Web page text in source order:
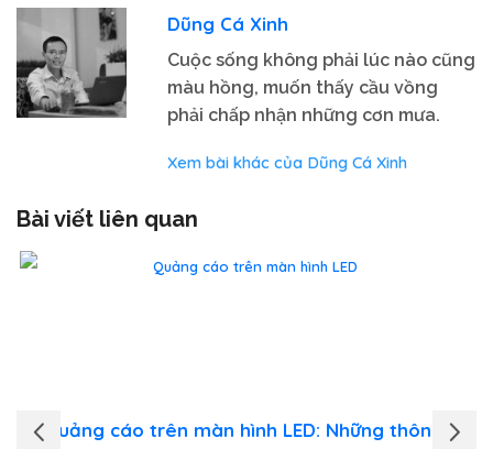
Dũng Cá Xinh
Cuộc sống không phải lúc nào cũng
màu hồng, muốn thấy cầu vồng
phải chấp nhận những cơn mưa.
Xem bài khác của Dũng Cá Xinh
Bài viết liên quan
Quảng cáo trên màn hình LED: Những thông tin